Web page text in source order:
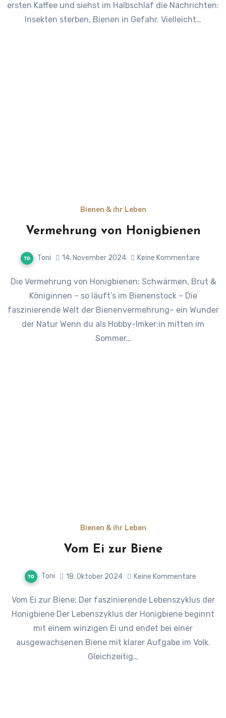
ersten Kaffee und siehst im Halbschlaf die Nachrichten:
Insekten sterben, Bienen in Gefahr. Vielleicht…
Bienen & ihr Leben
Vermehrung von Honigbienen
Toni 14. November 2024 Keine Kommentare
Die Vermehrung von Honigbienen: Schwärmen, Brut &
Königinnen – so läuft’s im Bienenstock – Die
faszinierende Welt der Bienenvermehrung– ein Wunder
der Natur Wenn du als Hobby-Imker:in mitten im
Sommer…
Bienen & ihr Leben
Vom Ei zur Biene
Toni 18. Oktober 2024 Keine Kommentare
Vom Ei zur Biene: Der faszinierende Lebenszyklus der
Honigbiene Der Lebenszyklus der Honigbiene beginnt
mit einem winzigen Ei und endet bei einer
ausgewachsenen Biene mit klarer Aufgabe im Volk.
Gleichzeitig…